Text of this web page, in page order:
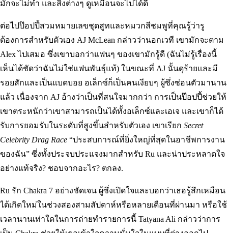
มักจะไม่ทำ และสิ่งต่างๆ ดูเหมือนจะไปได้ดี
ต่อไปป๊อปปี้สวมหมายเลขชุดสูทและหมวกสีชมพูที่คุณรู้ว่ารู
ต้องการสำหรับตัวเอง AJ McLean กล่าวว่านอกเวที เขามักจะตาม
Alex ไปเสมอ ซึ่งเขาบอกว่าแฟนๆ ของเขามักรู้ดี (ฉันไม่รู้เรื่องนี้
เห็นได้ชัดว่าฉันไม่ใช่แฟนพันธุ์แท้) ในขณะที่ AJ นั้นดุร้ายและมี
รอยสักและเป็นแบดบอย อเล็กซ์ก็เป็นคนเงียบๆ ผู้ซึ่งซ่อนตัวมานาน
แล้ว เนื่องจาก AJ อ้างว่าเป็นที่สนใจมากกว่า การเป็นป๊อปปี้ช่วยให้
เขาตระหนักว่าเขาสามารถเป็นได้ทั้งอเล็กซ์และเอเจ และเขาก็ได้
รับการยอมรับในระดับที่สูงขึ้นสำหรับตัวเอง เขาเรียก Secret
Celebrity Drag Race “ประสบการณ์ที่ยิ่งใหญ่ที่สุดในอาชีพการงาน
ของฉัน” ซึ่งทั้งประจบประแจงมากสำหรับ Ru และน่าประหลาดใจ
อย่างแท้จริง? ชอบจากอะไร? ตกลง.
Ru รัก Chakra 7 อย่างชัดเจน ผู้ซึ่งเปิดใจและบอกว่าเธอรู้สึกเหมือน
ได้เกิดใหม่ในช่วงสองสามสัปดาห์หรือหลายเดือนที่ผ่านมา หรือใช้
เวลานานเท่าใดในการถ่ายทำรายการนี้ Tatyana Ali กล่าวว่าการ